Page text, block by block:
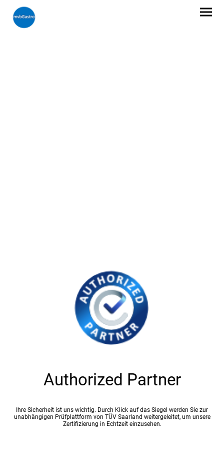
Authorized Partner
Ihre Sicherheit ist uns wichtig. Durch Klick auf das Siegel werden Sie zur
unabhängigen Prüfplattform von TÜV Saarland weitergeleitet, um unsere
Zertifizierung in Echtzeit einzusehen.